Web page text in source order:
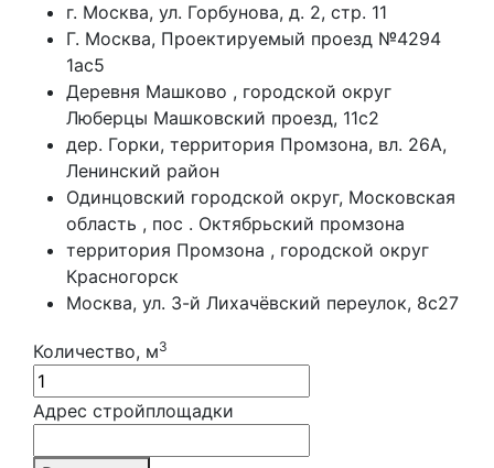
г. Москва, ул. Горбунова, д. 2, стр. 11
Г. Москва, Проектируемый проезд №4294
1ас5
Деревня Машково , городской округ
Люберцы Машковский проезд, 11с2
дер. Горки, территория Промзона, вл. 26А,
Ленинский район
Одинцовский городской округ, Московская
область , пос . Октябрьский промзона
территория Промзона , городской округ
Красногорск
Москва, ул. 3-й Лихачёвский переулок, 8с27
Количество, м3
Адрес стройплощадки